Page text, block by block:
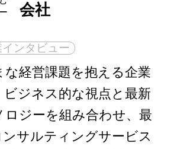
会社
インタビュー
な経営課題を抱える企業
ビジネス的な視点と最新
ロジーを組み合わせ、最
サルティングサービス